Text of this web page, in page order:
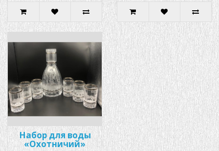
Набор для воды
«Охотничий»